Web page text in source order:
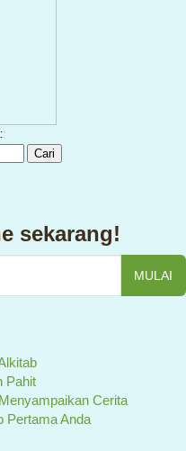
sekarang!
MULAI
Pahit
Cerita
Pertama Anda